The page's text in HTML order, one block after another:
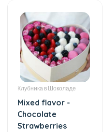
Клубника в Шоколаде
Mixed flavor -
Chocolate
Strawberries
95 AZN